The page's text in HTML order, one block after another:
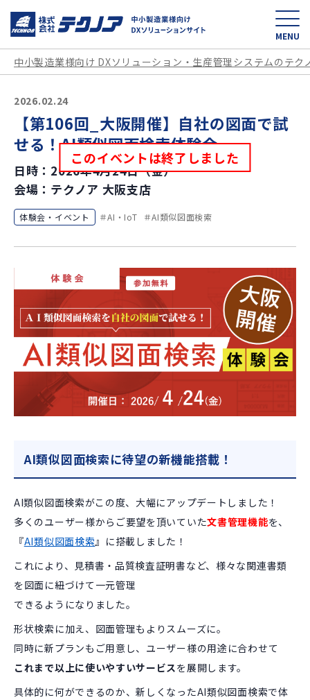
中小製造業様向け
MENU
中小製造業様向け DXソリューション・生産管理システムのテク
2026.02.24
【第106回_大阪開催】自社の図面で試
せる！AI類似図面検索体験会
このイベントは終了しました
日時：2026年4月24日（金）
会場：テクノア 大阪支店
体験会・イベント AI・IoT AI類似図面検索
AI類似図面検索に待望の新機能搭載！
AI類似図面検索がこの度、大幅にアップデートしました！
多くのユーザー様からご要望を頂いていた文書管理機能を、
『AI類似図面検索』に搭載しました！
これにより、見積書・品質検査証明書など、様々な関連書類
を図面に紐づけて一元管理
できるようになりました。
形状検索に加え、図面管理もよりスムーズに。
同時に新プランもご用意し、ユーザー様の用途に合わせて
これまで以上に使いやすいサービスを展開します。
具体的に何ができるのか、新しくなったAI類似図面検索で体